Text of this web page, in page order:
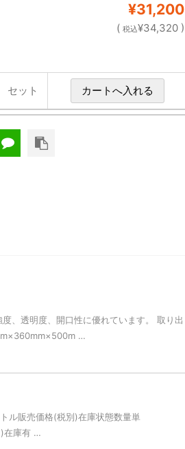
¥31,200
( 税込¥34,320 )
セット
、透明度、開口性に優れています。 取り出
…
ル販売価格(税別)在庫状態数量単
在庫有 …